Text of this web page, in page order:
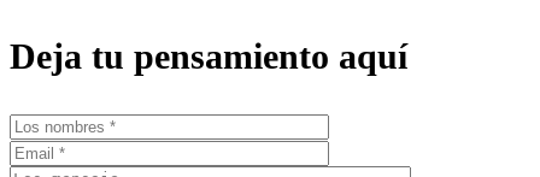
Deja tu pensamiento aquí